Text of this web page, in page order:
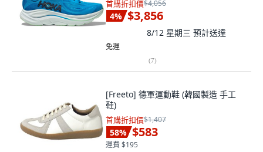
首購折扣價$4,056
4% $3,856
8/12 星期三 預計送達
免運
(7)
[Freeto] 德軍運動鞋 (韓國製造 手工
鞋)
首購折扣價$1,407
58% $583
運費 $195